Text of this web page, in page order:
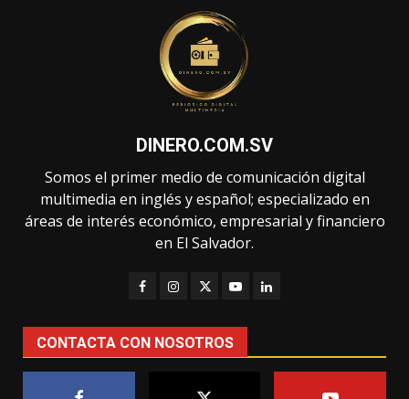
DINERO.COM.SV
Somos el primer medio de comunicación digital
multimedia en inglés y español; especializado en
áreas de interés económico, empresarial y financiero
en El Salvador.
CONTACTA CON NOSOTROS